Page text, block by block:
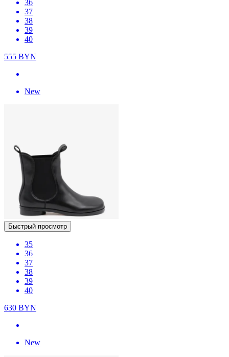
36
37
38
39
40
555 BYN
New
Быстрый просмотр
35
36
37
38
39
40
630 BYN
New